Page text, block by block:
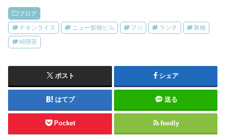
ブログ
チキンライス ニュー新橋ビル フジ ランチ 新橋
純喫茶
ポスト シェア
はてブ 送る
Pocket feedly